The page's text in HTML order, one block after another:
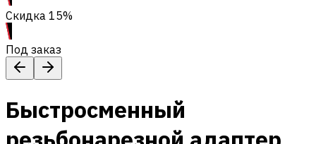
Скидка 15%
Под заказ
Быстросменный